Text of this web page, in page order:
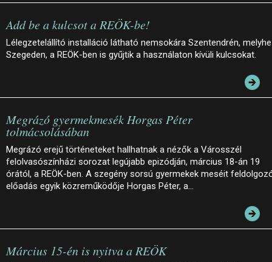
Add be a kulcsot a REÖK-be!
Lélegzetelállító installáció látható nemsokára Szentendrén,
Szegeden, a REÖK-ben is gyűjtik a használaton kívüli kulcsokat.
Megrázó gyermekmesék Horgas Péter
tolmácsolásában
Megrázó erejű történeteket hallhatnak a nézők a Városszél
felolvasószínházi sorozat legújabb epizódján, március 18-án 19
órától, a REÖK-ben. A szegény sorsú gyermekek meséit
előadás egyik közreműködője Horgas Péter, a…
Március 15-én is nyitva a REÖK